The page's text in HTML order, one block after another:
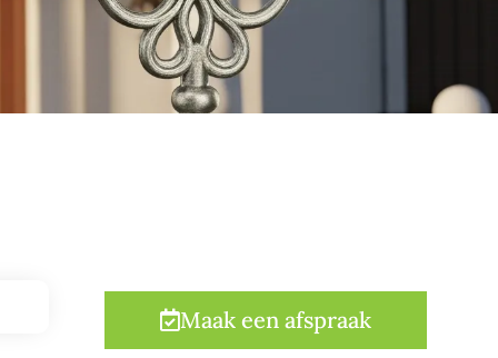
Maak een afspraak